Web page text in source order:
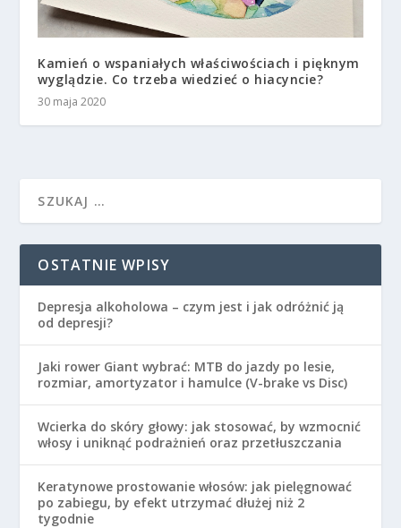
Kamień o wspaniałych właściwościach i pięknym
wyglądzie. Co trzeba wiedzieć o hiacyncie?
30 maja 2020
OSTATNIE WPISY
Depresja alkoholowa – czym jest i jak odróżnić ją
od depresji?
Jaki rower Giant wybrać: MTB do jazdy po lesie,
rozmiar, amortyzator i hamulce (V-brake vs Disc)
Wcierka do skóry głowy: jak stosować, by wzmocnić
włosy i uniknąć podrażnień oraz przetłuszczania
Keratynowe prostowanie włosów: jak pielęgnować
po zabiegu, by efekt utrzymać dłużej niż 2
tygodnie